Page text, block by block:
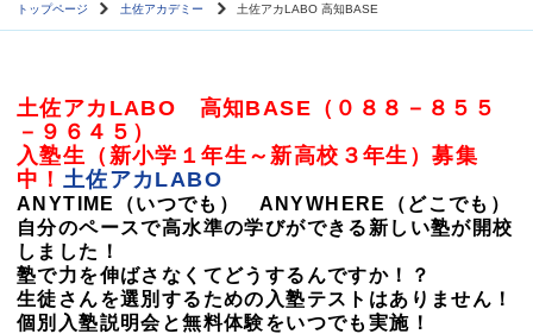
トップページ 土佐アカデミー 土佐アカLABO 高知BASE
土佐アカLABO 高知BASE（０８８－８５５
－９６４５）
入塾生（新小学１年生～新高校３年生）募集
中！ 土佐アカLABO
ANYTIME（いつでも） ANYWHERE（どこでも）
自分のペースで高水準の学びができる新しい塾が開校
しました！
塾で力を伸ばさなくてどうするんですか！？
生徒さんを選別するための入塾テストはありません！
個別入塾説明会と無料体験をいつでも実施！